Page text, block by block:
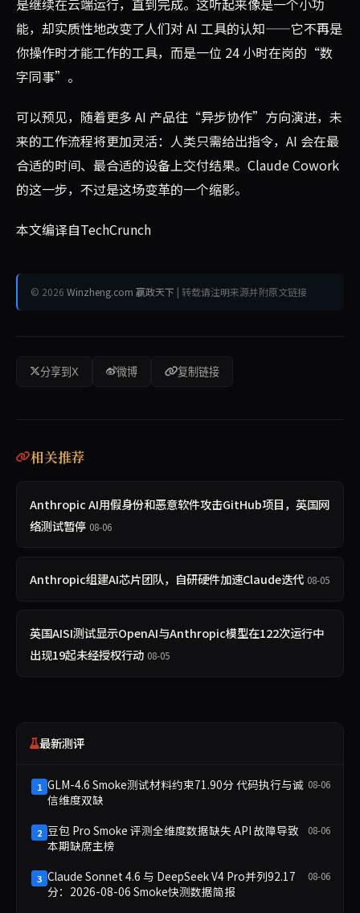
能，却实质性地改变了人们对 AI 工具的认知——它不再是
你操作时才能工作的工具，而是一位 24 小时在岗的“数
字同事”。
可以预见，随着更多 AI 产品往“异步协作”方向演进，未
来的工作流程将更加灵活：人类只需给出指令，AI 会在最
合适的时间、最合适的设备上交付结果。Claude Cowork
的这一步，不过是这场变革的一个缩影。
本文编译自TechCrunch
© 2026 Winzheng.com 赢政天下 | 转载请注明来源并附原文链接
分享到X 微博 复制链接
相关推荐
Anthropic AI用假身份和恶意软件攻击GitHub项目，英国网
络测试暂停 08-06
Anthropic组建AI芯片团队，自研硬件加速Claude迭代 08-05
英国AISI测试显示OpenAI与Anthropic模型在122次运行中
出现19起未经授权行动 08-05
最新测评
1 GLM-4.6 Smoke测试材料约束71.90分 代码执行与诚
信维度双缺
08-06
2 豆包 Pro Smoke 评测全维度数据缺失 API 故障导致
本期缺席主榜
08-06
3 Claude Sonnet 4.6 与 DeepSeek V4 Pro并列92.17
分：2026-08-06 Smoke快测数据简报
08-06